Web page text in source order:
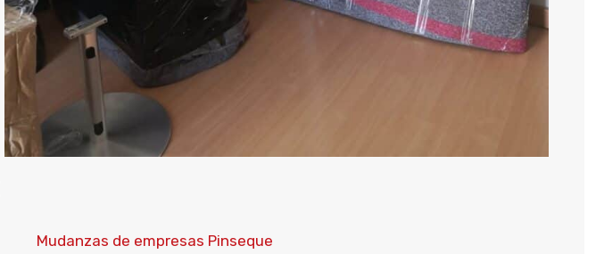
Mudanzas de empresas Pinseque